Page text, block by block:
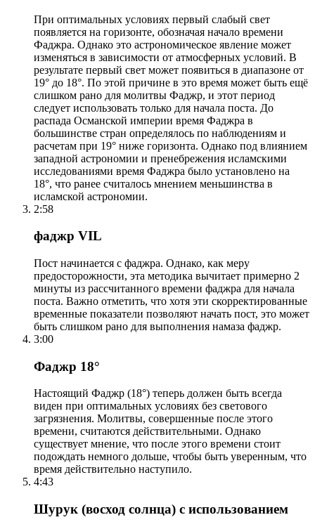
При оптимальных условиях первый слабый свет
появляется на горизонте, обозначая начало времени
Фаджра. Однако это астрономическое явление может
изменяться в зависимости от атмосферных условий. В
результате первый свет может появиться в диапазоне от
19° до 18°. По этой причине в это время может быть ещё
слишком рано для молитвы Фаджр, и этот период
следует использовать только для начала поста. До
распада Османской империи время Фаджра в
большинстве стран определялось по наблюдениям и
расчетам при 19° ниже горизонта. Однако под влиянием
западной астрономии и пренебрежения исламскими
исследованиями время Фаджра было установлено на
18°, что ранее считалось мнением меньшинства в
исламской астрономии.
2:58
фаджр VIL
Пост начинается с фаджра. Однако, как меру
предосторожности, эта методика вычитает примерно 2
минуты из рассчитанного времени фаджра для начала
поста. Важно отметить, что хотя эти скорректированные
временные показатели позволяют начать пост, это может
быть слишком рано для выполнения намаза фаджр.
3:00
Фаджр 18°
Настоящий Фаджр (18°) теперь должен быть всегда
виден при оптимальных условиях без светового
загрязнения. Молитвы, совершенные после этого
времени, считаются действительными. Однако
существует мнение, что после этого времени стоит
подождать немного дольше, чтобы быть уверенным, что
время действительно наступило.
4:43
Шурук (восход солнца) с использованием